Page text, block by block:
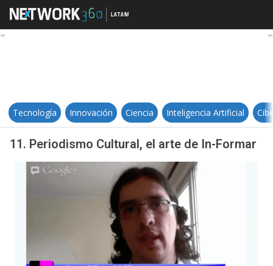
11. Periodismo Cultural, el arte
Tecnología Innovación Ciencia Inteligencia Artificial
11. Periodismo Cultural, el arte de In-Formar